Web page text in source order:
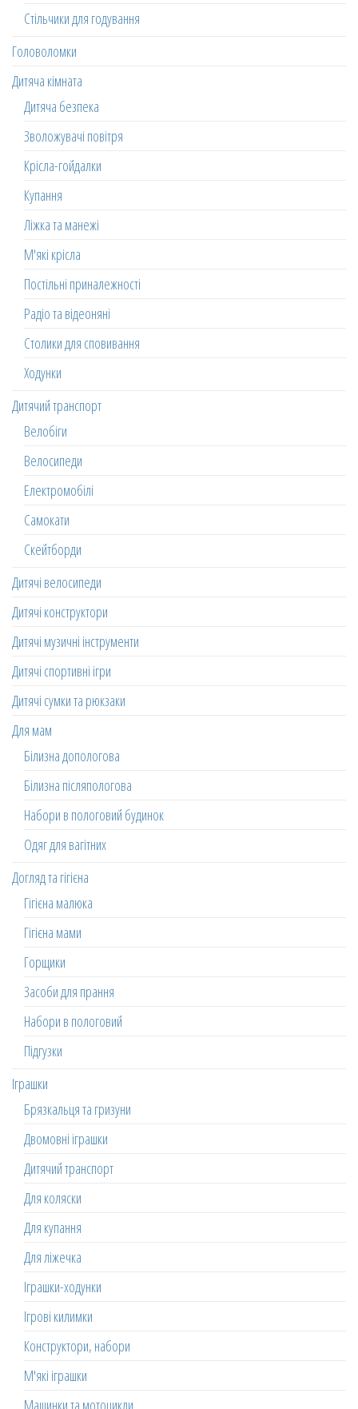
Стільчики для годування
Головоломки
Дитяча кімната
Дитяча безпека
Зволожувачі повітря
Крісла-гойдалки
Купання
Ліжка та манежі
М'які крісла
Постільні приналежності
Радіо та відеоняні
Столики для сповивання
Ходунки
Дитячий транспорт
Велобіги
Велосипеди
Електромобілі
Самокати
Скейтборди
Дитячі велосипеди
Дитячі конструктори
Дитячі музичні інструменти
Дитячі спортивні ігри
Дитячі сумки та рюкзаки
Для мам
Білизна допологова
Білизна післяпологова
Набори в пологовий будинок
Одяг для вагітних
Догляд та гігієна
Гігієна малюка
Гігієна мами
Горщики
Засоби для прання
Набори в пологовий
Підгузки
Іграшки
Брязкальця та гризуни
Двомовні іграшки
Дитячий транспорт
Для коляски
Для купання
Для ліжечка
Іграшки-ходунки
Ігрові килимки
Конструктори, набори
М'які іграшки